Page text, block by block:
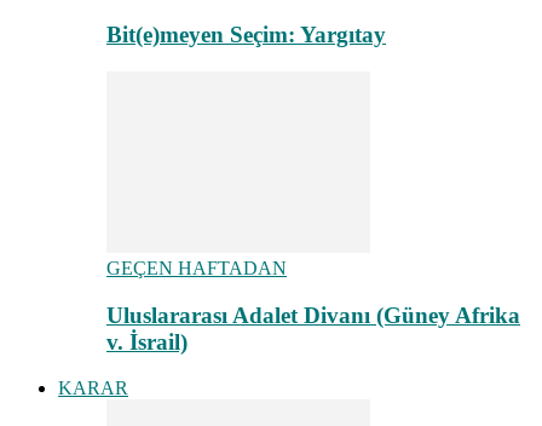
Bit(e)meyen Seçim: Yargıtay
GEÇEN HAFTADAN
Uluslararası Adalet Divanı (Güney Afrika
v. İsrail)
KARAR